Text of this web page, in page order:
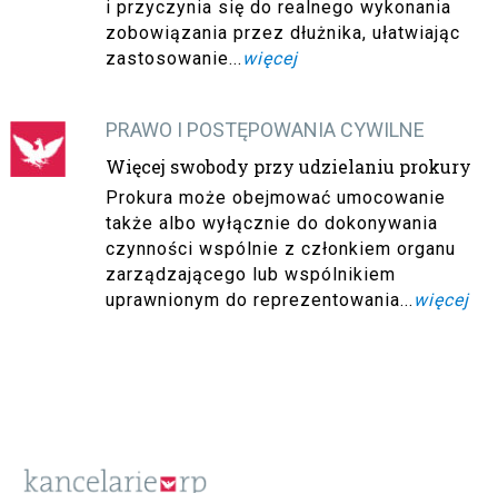
i przyczynia się do realnego wykonania
zobowiązania przez dłużnika, ułatwiając
zastosowanie... więcej
PRAWO I POSTĘPOWANIA CYWILNE
Więcej swobody przy udzielaniu prokury
Prokura może obejmować umocowanie
także albo wyłącznie do dokonywania
czynności wspólnie z członkiem organu
zarządzającego lub wspólnikiem
uprawnionym do reprezentowania... więcej